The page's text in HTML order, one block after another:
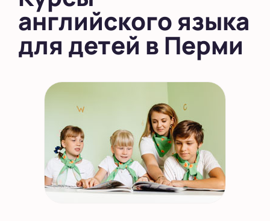
английского языка
для детей в Перми